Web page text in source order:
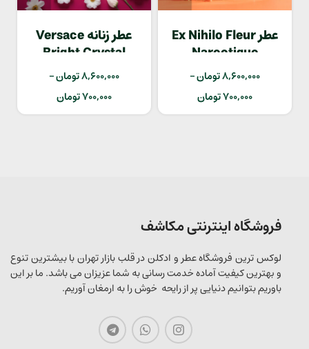
عطر Ex Nihilo Fleur
Narcotique
8,600,000تومان–
700,000تومان
عطر زنانه Versace
Bright Crystal
8,600,000تومان–
700,000تومان
فروشگاه اینترنتی مکاشف
لوکس ترین فروشگاه عطر و ادکلن در قلب بازار تهران با بیشترین تنوع
و بهترین کیفیت آماده خدمت رسانی به شما عزیزان می باشد. ما بر این
باوریم بتوانیم دنیایی پر از رایحه خوش را به ارمغان آوریم.